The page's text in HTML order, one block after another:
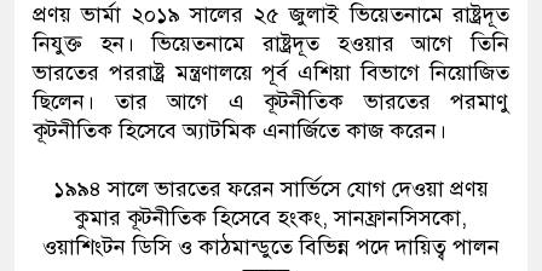
প্রণয় ভার্মা ২০১৯ সালের ২৫ জুলাই ভিয়েতনামে রাষ্ট্রদূত
নিযুক্ত হন। ভিয়েতনামে রাষ্ট্রদূত হওয়ার আগে তি‌নি
ভার‌তের পররাষ্ট্র মন্ত্রণালয়ে পূর্ব এশিয়া বিভাগে নিয়োজিত
ছিলেন। তার আগে এ কূটনীতিক ভারতের পরমাণু
কূটনীতিক হিসেবে অ্যাটমিক এনার্জিতে কাজ করেন।
১৯৯৪ সালে ভার‌তের ফরেন সার্ভিসে যোগ দেওয়া প্রণয়
কুমার কূটনীতিক হিসেবে হংকং, সানফ্রানসিসকো,
ওয়াশিংটন ডিসি ও কাঠমান্ডুতে বি‌ভিন্ন প‌দে দায়িত্ব পালন